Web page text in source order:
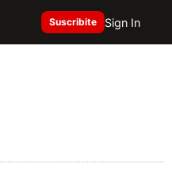
Suscribite Sign In